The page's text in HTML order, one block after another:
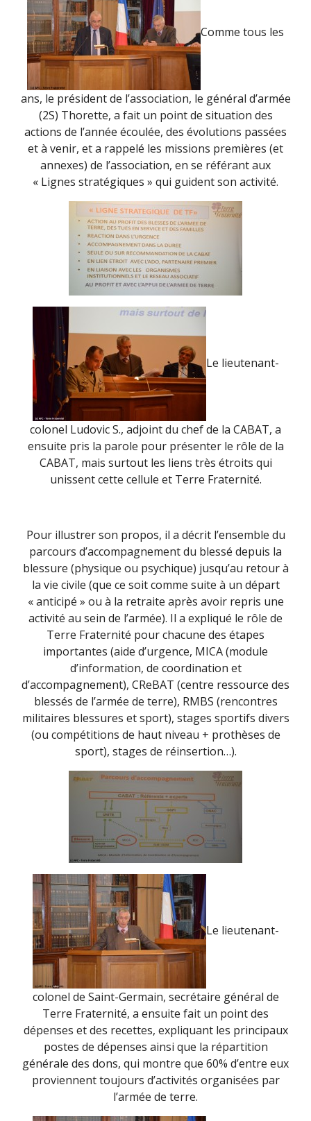
Comme tous les
ans, le président de l’association, le général d’armée
(2S) Thorette, a fait un point de situation des
actions de l’année écoulée, des évolutions passées
et à venir, et a rappelé les missions premières (et
annexes) de l’association, en se référant aux
« Lignes stratégiques » qui guident son activité.
Le lieutenant-
colonel Ludovic S., adjoint du chef de la CABAT, a
ensuite pris la parole pour présenter le rôle de la
CABAT, mais surtout les liens très étroits qui
unissent cette cellule et Terre Fraternité.
Pour illustrer son propos, il a décrit l’ensemble du
parcours d’accompagnement du blessé depuis la
blessure (physique ou psychique) jusqu’au retour à
la vie civile (que ce soit comme suite à un départ
« anticipé » ou à la retraite après avoir repris une
activité au sein de l’armée). Il a expliqué le rôle de
Terre Fraternité pour chacune des étapes
importantes (aide d’urgence, MICA (module
d’information, de coordination et
d’accompagnement), CReBAT (centre ressource des
blessés de l’armée de terre), RMBS (rencontres
militaires blessures et sport), stages sportifs divers
(ou compétitions de haut niveau + prothèses de
sport), stages de réinsertion…).
Le lieutenant-
colonel de Saint-Germain, secrétaire général de
Terre Fraternité, a ensuite fait un point des
dépenses et des recettes, expliquant les principaux
postes de dépenses ainsi que la répartition
générale des dons, qui montre que 60% d’entre eux
proviennent toujours d’activités organisées par
l’armée de terre.